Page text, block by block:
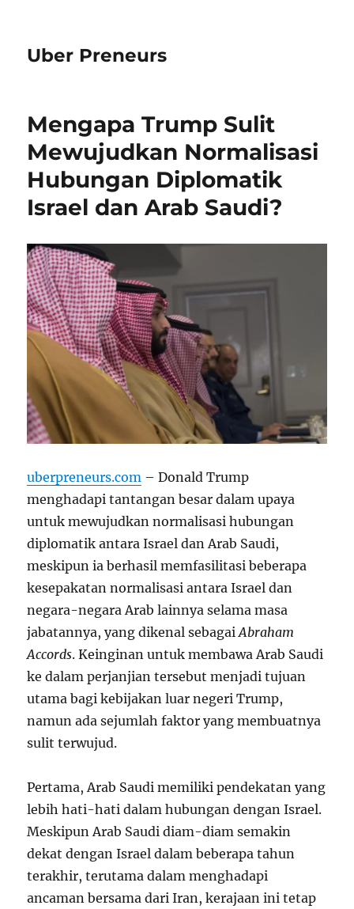
Uber Preneurs
Mengapa Trump Sulit
Mewujudkan Normalisasi
Hubungan Diplomatik
Israel dan Arab Saudi?
uberpreneurs.com – Donald Trump
menghadapi tantangan besar dalam upaya
untuk mewujudkan normalisasi hubungan
diplomatik antara Israel dan Arab Saudi,
meskipun ia berhasil memfasilitasi beberapa
kesepakatan normalisasi antara Israel dan
negara-negara Arab lainnya selama masa
jabatannya, yang dikenal sebagaiAbraham
Accords. Keinginan untuk membawa Arab Saudi
ke dalam perjanjian tersebut menjadi tujuan
utama bagi kebijakan luar negeri Trump,
namun ada sejumlah faktor yang membuatnya
sulit terwujud.
Pertama, Arab Saudi memiliki pendekatan yang
lebih hati-hati dalam hubungan dengan Israel.
Meskipun Arab Saudi diam-diam semakin
dekat dengan Israel dalam beberapa tahun
terakhir, terutama dalam menghadapi
ancaman bersama dari Iran, kerajaan ini tetap